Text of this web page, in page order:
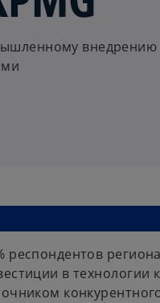
внедрению
респондентов
в технологии